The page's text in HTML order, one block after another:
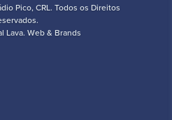
Pico, CRL. Todos os Direitos
Lava. Web & Brands